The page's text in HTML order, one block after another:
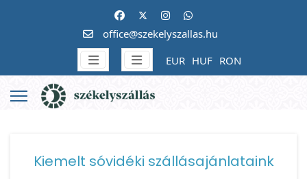
office@szekelyszallas.hu
EUR HUF RON
Kiemelt sóvidéki szállásajánlataink